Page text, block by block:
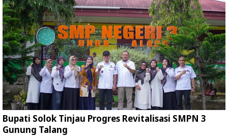
Bupati Solok Tinjau Progres Revitalisasi SMPN 3
Gunung Talang